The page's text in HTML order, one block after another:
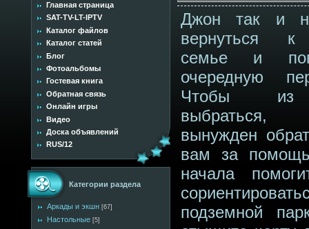
Главная страница
SAT-TV-LT-IPTV
Каталог файлов
Каталог статей
Блог
Фотоальбомы
Гостевая книга
Обратная связь
Онлайн игры
Видео
Доска объявлений
RUS/12
Категории раздела
Аркады и экшн [67]
Настольные [5]
Джон так и
вернуться к
семье и
очередную
Чтобы
вынужден
вам за
начала
подземной